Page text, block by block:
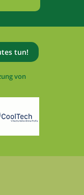
tun!
von